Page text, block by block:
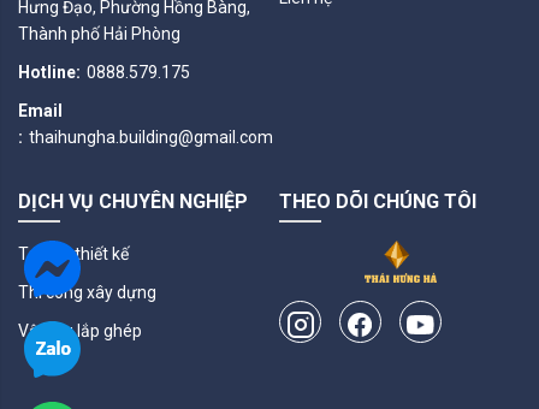
Hưng Đạo, Phường Hồng Bàng,
Thành phố Hải Phòng
Hotline: 0888.579.175
Email
: thaihungha.building@gmail.com
DỊCH VỤ CHUYÊN NGHIỆP
Tư vấn thiết kế
Thi công xây dựng
Vật liệu lắp ghép
THEO DÕI CHÚNG TÔI